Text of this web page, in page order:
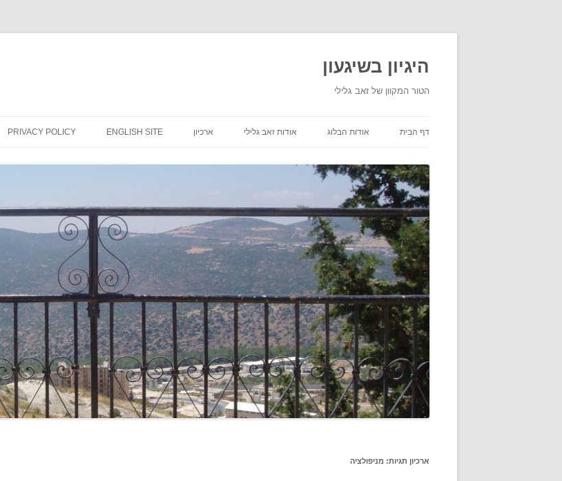
היגיון בשיגעון
הטור המקוון של זאב גלילי
דף הבית אודות הבלוג אודות זאב גלילי ארכיון ENGLISH SITE
PRIVACY POLICY
ארכיון תגיות: מניפולציה